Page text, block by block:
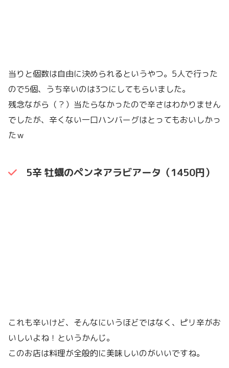
当りと個数は自由に決められるというやつ。5人で行った
ので5個、うち辛いのは3つにしてもらいました。
残念ながら（？）当たらなかったので辛さはわかりません
でしたが、辛くない一口ハンバーグはとってもおいしかっ
たｗ
5辛 牡蠣のペンネアラビアータ（1450円）
これも辛いけど、そんなにいうほどではなく、ピリ辛がお
いしいよね！というかんじ。
このお店は料理が全般的に美味しいのがいいですね。